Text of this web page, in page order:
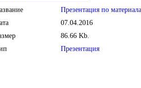
Презентация по
07.04.2016
86.66 Kb.
Презентация